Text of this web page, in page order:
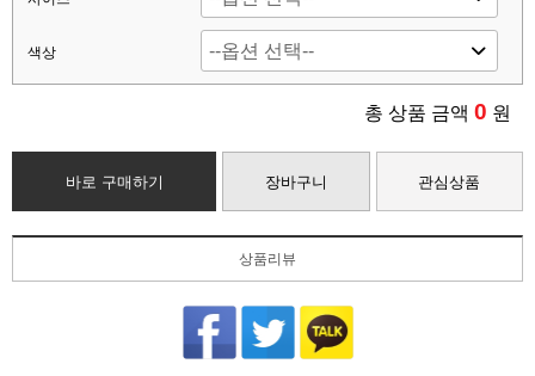
색상
총 상품 금액 0 원
바로 구매하기 장바구니 관심상품
상품리뷰